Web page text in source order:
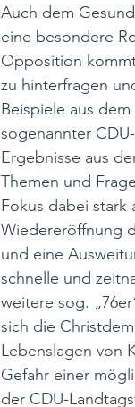
Auch dem
eine besondere
Opposition
zu hinterfragen
Beispiele aus
sogenannter
Ergebnisse aus
Themen und
Fokus dabei
Wiedereröffnung
und eine
schnelle und
weitere sog.
sich die
Lebenslagen von
Gefahr einer
der CDU-